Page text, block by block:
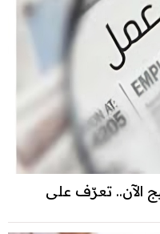
الآن.. تعرّف على